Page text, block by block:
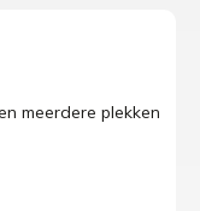
meerdere plekken